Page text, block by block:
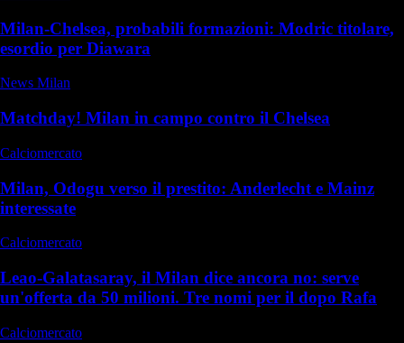
Milan-Chelsea, probabili formazioni: Modric titolare,
esordio per Diawara
News Milan
Matchday! Milan in campo contro il Chelsea
Calciomercato
Milan, Odogu verso il prestito: Anderlecht e Mainz
interessate
Calciomercato
Leao-Galatasaray, il Milan dice ancora no: serve
un'offerta da 50 milioni. Tre nomi per il dopo Rafa
Calciomercato